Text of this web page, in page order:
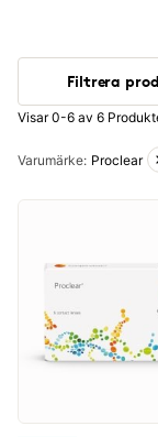
Filtrera
Visar 0-6 av 6
Aktiva filter
Varumärke: Proclear